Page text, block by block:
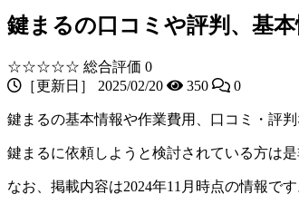
鍵まるの口コミや評判、基本
☆☆☆☆☆ 総合評価 0
［更新日］ 2025/02/20
350 0
鍵まるの基本情報や作業費用、口コミ・評
鍵まるに依頼しようと検討されている方は
なお、掲載内容は2024年11月時点の情報で